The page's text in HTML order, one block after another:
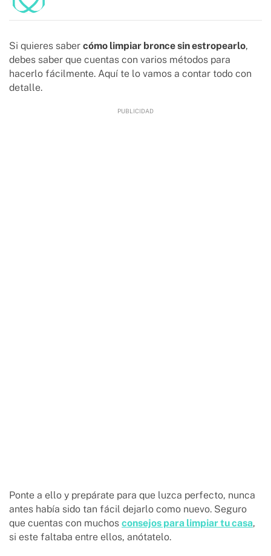
Si quieres saber cómo limpiar bronce sin estropearlo,
debes saber que cuentas con varios métodos para
hacerlo fácilmente. Aquí te lo vamos a contar todo con
detalle.
Ponte a ello y prepárate para que luzca perfecto, nunca
antes había sido tan fácil dejarlo como nuevo. Seguro
que cuentas con muchos consejos para limpiar tu casa,
si este faltaba entre ellos, anótatelo.